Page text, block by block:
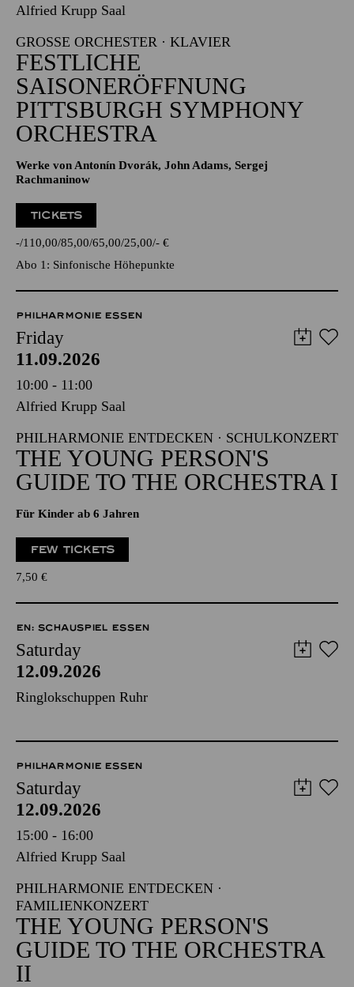
Alfried Krupp Saal
GROSSE ORCHESTER · KLAVIER
FESTLICHE
SAISONERÖFFNUNG
PITTSBURGH SYMPHONY
ORCHESTRA
Werke von Antonín Dvorák, John Adams, Sergej
Rachmaninow
TICKETS
- 110,00 85,00 65,00 25,00 - €
Abo 1: Sinfonische Höhepunkte
PHILHARMONIE ESSEN
Friday
11.09.2026
10:00 - 11:00
Alfried Krupp Saal
PHILHARMONIE ENTDECKEN · SCHULKONZERT
THE YOUNG PERSON'S
GUIDE TO THE ORCHESTRA I
Für Kinder ab 6 Jahren
FEW TICKETS
7,50 €
EN: SCHAUSPIEL ESSEN
Saturday
12.09.2026
Ringlokschuppen Ruhr
PHILHARMONIE ESSEN
Saturday
12.09.2026
15:00 - 16:00
Alfried Krupp Saal
PHILHARMONIE ENTDECKEN ·
FAMILIENKONZERT
THE YOUNG PERSON'S
GUIDE TO THE ORCHESTRA
II